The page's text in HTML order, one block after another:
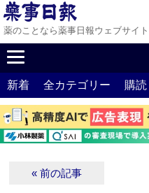
薬のことなら薬事日報ウェブサイト
新着 全カテゴリー 購
« 前の記事